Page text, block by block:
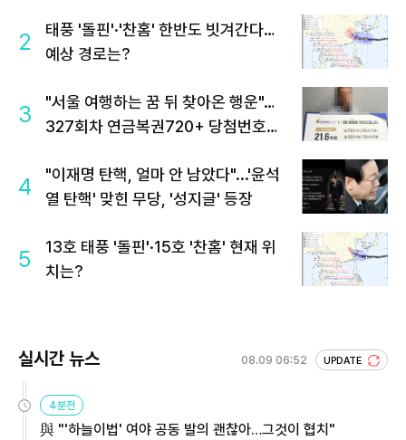
2
태풍 '돌핀'·'찬홈' 한반도 빗겨간다…
예상 경로는?
3
"서울 여행하는 꿈 뒤 찾아온 행운"…
327회차 연금복권720+ 당첨번호조
4
"이재명 탄핵, 얼마 안 남았다"...'윤석
열 탄핵' 맞힌 무당, '성지글' 등장
5
13호 태풍 '돌핀'·15호 '찬홈' 현재 위
치는?
실시간 뉴스 08.09 06:52 UPDATE
4분전
與 "'하늘이법' 여야 공동 발의 괜찮아…그것이 협치"